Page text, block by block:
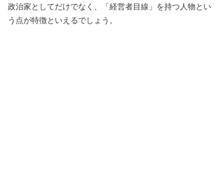
政治家としてだけでなく、「経営者目線」を持つ人物とい
う点が特徴といえるでしょう。